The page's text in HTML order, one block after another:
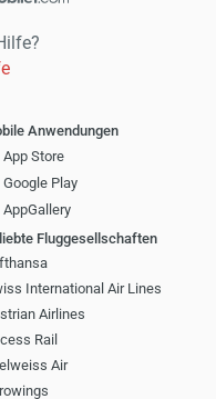
Anwendungen
App Store
Google Play
AppGallery
Fluggesellschaften
International Air Lines
Airlines
Rail
Air